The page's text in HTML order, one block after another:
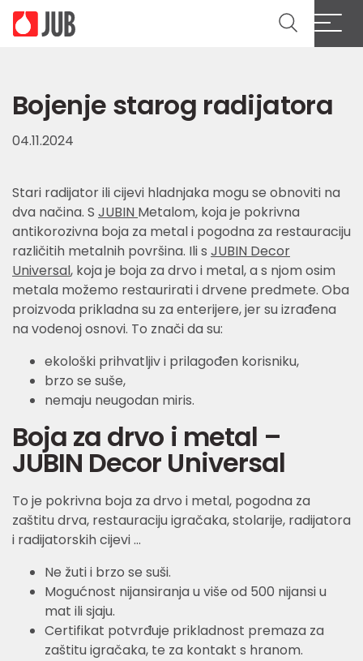
Bojenje starog radijatora
04.11.2024
Stari radijator ili cijevi hladnjaka mogu se obnoviti na
dva načina. S JUBIN Metalom, koja je pokrivna
antikorozivna boja za metal i pogodna za restauraciju
različitih metalnih površina. Ili s JUBIN Decor
Universal, koja je boja za drvo i metal, a s njom osim
metala možemo restaurirati i drvene predmete. Oba
proizvoda prikladna su za enterijere, jer su izrađena
na vodenoj osnovi. To znači da su:
ekološki prihvatljiv i prilagođen korisniku,
brzo se suše,
nemaju neugodan miris.
Boja za drvo i metal –
JUBIN Decor Universal
To je pokrivna boja za drvo i metal, pogodna za
zaštitu drva, restauraciju igračaka, stolarije, radijatora
i radijatorskih cijevi …
Ne žuti i brzo se suši.
Mogućnost nijansiranja u više od 500 nijansi u
mat ili sjaju.
Certifikat potvrđuje prikladnost premaza za
zaštitu igračaka, te za kontakt s hranom.